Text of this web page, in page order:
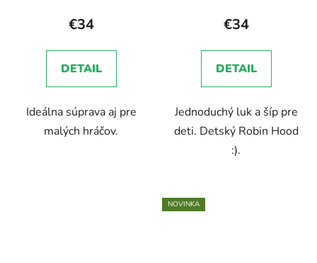
€34
DETAIL
Ideálna súprava aj pre
malých hráčov.
€34
DETAIL
Jednoduchý luk a šíp pre
deti. Detský Robin Hood
:).
NOVINKA